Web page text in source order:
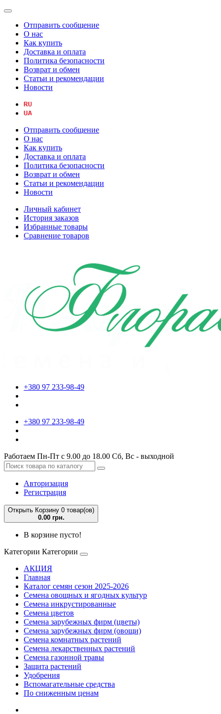
Отправить сообщение
О нас
Как купить
Доставка и оплата
Политика безопасности
Возврат и обмен
Статьи и рекомендации
Новости
Отправить сообщение
О нас
Как купить
Доставка и оплата
Политика безопасности
Возврат и обмен
Статьи и рекомендации
Новости
Личный кабинет
История заказов
Избранные товары
Сравнение товаров
+380 97 233-98-49
+380 97 233-98-49
Работаем Пн-Пт с 9.00 до 18.00 Сб, Вс - выходной
Авторизация
Регистрация
Открыть Корзину 0 товар(ов)
0.00 грн.
В корзине пусто!
Категории Категории
АКЦИЯ
Главная
Каталог семян сезон 2025-2026
Семена овощных и ягодных культур
Семена инкрустированные
Семена цветов
Семена зарубежных фирм (цветы)
Семена зарубежных фирм (овощи)
Семена комнатных растений
Семена лекарственных растений
Семена газонной травы
Защита растений
Удобрения
Вспомагательные средства
По сниженным ценам